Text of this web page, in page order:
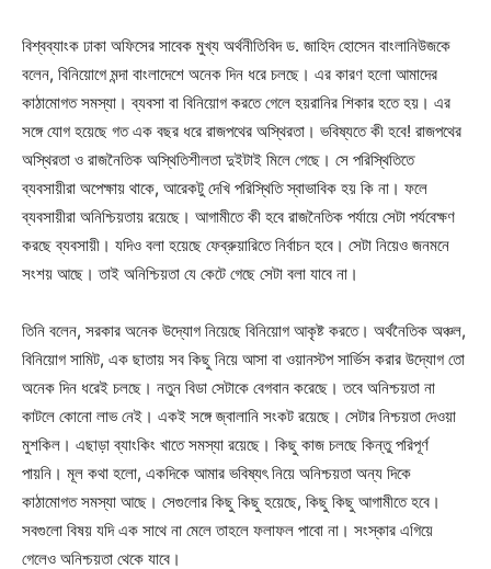
বিশ্বব্যাংক ঢাকা অফিসের সাবেক মুখ্য অর্থনীতিবিদ ড. জাহিদ হোসেন বাংলানিউজকে
বলেন, বিনিয়োগে মন্দা বাংলাদেশে অনেক দিন ধরে চলছে। এর কারণ হলো আমাদের
কাঠামোগত সমস্যা। ব্যবসা বা বিনিয়োগ করতে গেলে হয়রানির শিকার হতে হয়। এর
সঙ্গে যোগ হয়েছে গত এক বছর ধরে রাজপথের অস্থিরতা। ভবিষ্যতে কী হবে! রাজপথের
অস্থিরতা ও রাজনৈতিক অস্থিতিশীলতা দুইটাই মিলে গেছে। সে পরিস্থিতিতে
ব্যবসায়ীরা অপেক্ষায় থাকে, আরেকটু দেখি পরিস্থিতি স্বাভাবিক হয় কি না। ফলে
ব্যবসায়ীরা অনিশ্চিয়তায় রয়েছে। আগামীতে কী হবে রাজনৈতিক পর্যায়ে সেটা পর্যবেক্ষণ
করছে ব্যবসায়ী। যদিও বলা হয়েছে ফেব্রুয়ারিতে নির্বাচন হবে। সেটা নিয়েও জনমনে
সংশয় আছে। তাই অনিশ্চিয়তা যে কেটে গেছে সেটা বলা যাবে না।
তিনি বলেন, সরকার অনেক উদ্যোগ নিয়েছে বিনিয়োগ আকৃষ্ট করতে। অর্থনৈতিক অঞ্চল,
বিনিয়োগ সামিট, এক ছাতায় সব কিছু নিয়ে আসা বা ওয়ানস্টপ সার্ভিস করার উদ্যোগ তো
অনেক দিন ধরেই চলছে। নতুন বিডা সেটাকে বেগবান করেছে। তবে অনিশ্চয়তা না
কাটলে কোনো লাভ নেই। একই সঙ্গে জ্বালানি সংকট রয়েছে। সেটার নিশ্চয়তা দেওয়া
মুশকিল। এছাড়া ব্যাংকিং খাতে সমস্যা রয়েছে। কিছু কাজ চলছে কিন্তু পরিপূর্ণ
পায়নি। মূল কথা হলো, একদিকে আমার ভবিষ্যৎ নিয়ে অনিশ্চয়তা অন্য দিকে
কাঠামোগত সমস্যা আছে। সেগুলোর কিছু কিছু হয়েছে, কিছু কিছু আগামীতে হবে।
সবগুলো বিষয় যদি এক সাথে না মেলে তাহলে ফলাফল পাবো না। সংস্কার এগিয়ে
গেলেও অনিশ্চয়তা থেকে যাবে।